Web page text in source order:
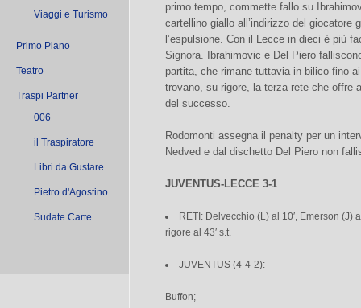
Viaggi e Turismo
Primo Piano
Teatro
Traspi Partner
006
il Traspiratore
Libri da Gustare
Pietro d'Agostino
Sudate Carte
primo tempo, commette fallo su
cartellino giallo all’indirizzo del giocatore
l’espulsione. Con il Lecce in dieci è più
Signora. Ibrahimovic e Del Piero
partita, che rimane tuttavia in bilico fino
trovano, su rigore, la terza rete che offre
del successo.
Rodomonti assegna il penalty per un
Nedved e dal dischetto Del Piero non
JUVENTUS-LECCE 3-1
RETI: Delvecchio (L) al 10′, Emerson (J)
rigore al 43′ s.t.
JUVENTUS (4-4-2):
Buffon;